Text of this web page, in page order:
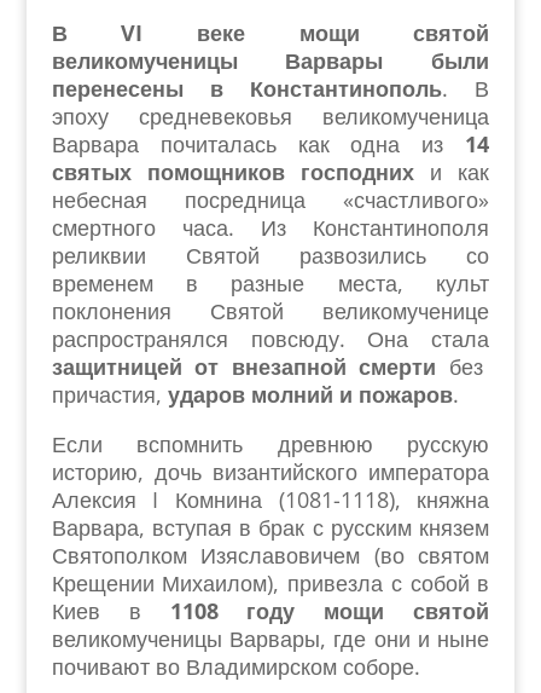
В VI веке мощи святой
великомученицы Варвары были
перенесены в Константинополь. В
эпоху средневековья великомученица
Варвара почиталась как одна из 14
святых помощников господних и как
небесная посредница «счастливого»
смертного часа. Из Константинополя
реликвии Святой развозились со
временем в разные места, культ
поклонения Святой великомученице
распространялся повсюду. Она стала
защитницей от внезапной смерти без
причастия, ударов молний и пожаров.
Если вспомнить древнюю русскую
историю, дочь византийского императора
Алексия I Комнина (1081-1118), княжна
Варвара, вступая в брак с русским князем
Святополком Изяславовичем (во святом
Крещении Михаилом), привезла с собой в
Киев в 1108 году мощи святой
великомученицы Варвары, где они и ныне
почивают во Владимирском соборе.